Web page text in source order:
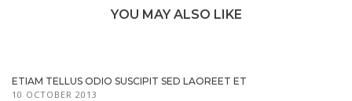
YOU MAY ALSO LIKE
ETIAM TELLUS ODIO SUSCIPIT SED LAOREET ET
10 OCTOBER 2013